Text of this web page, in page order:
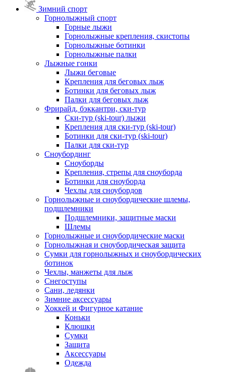
Зимний спорт
Горнолыжный спорт
Горные лыжи
Горнолыжные крепления, скистопы
Горнолыжные ботинки
Горнолыжные палки
Лыжные гонки
Лыжи беговые
Крепления для беговых лыж
Ботинки для беговых лыж
Палки для беговых лыж
Фрирайд, бэккантри, ски-тур
Ски-тур (ski-tour) лыжи
Крепления для ски-тур (ski-tour)
Ботинки для ски-тур (ski-tour)
Палки для ски-тур
Сноубординг
Сноуборды
Крепления, стрепы для сноуборда
Ботинки для сноуборда
Чехлы для сноубордов
Горнолыжные и сноубордические шлемы,
подшлемники
Подшлемники, защитные маски
Шлемы
Горнолыжные и сноубордические маски
Горнолыжная и сноубордическая защита
Сумки для горнолыжных и сноубордических
ботинок
Чехлы, манжеты для лыж
Снегоступы
Сани, ледянки
Зимние аксессуары
Хоккей и Фигурное катание
Коньки
Клюшки
Сумки
Защита
Аксессуары
Одежда